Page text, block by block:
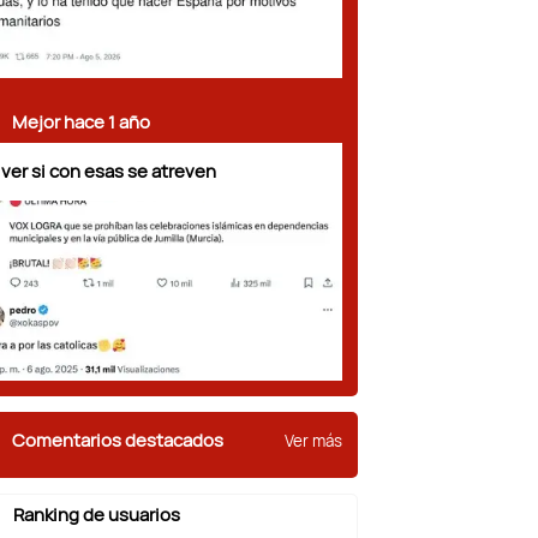
Mejor hace 1 año
si con esas se atreven
Comentarios destacados Ver más
Ranking de usuarios